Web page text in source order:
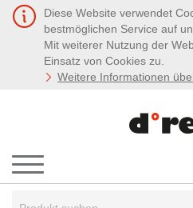
Diese Website verwendet
bestmöglichen Service auf
Mit weiterer Nutzung der
Einsatz von Cookies zu.
Weitere Informationen
Menü